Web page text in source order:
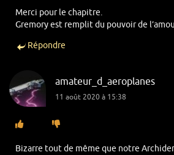
Merci pour le chapitre.
Gremory est remplit du pouvoir de
Répondre
amateur_d_aeroplanes
11 août 2020 à 15:38
Bizarre tout de même que notre